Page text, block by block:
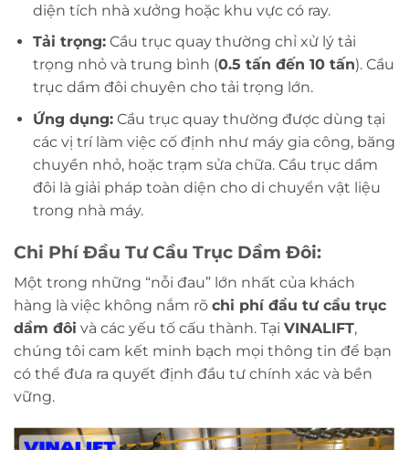
diện tích nhà xưởng hoặc khu vực có ray.
Tải trọng:Cầu trục quay thường chỉ xử lý tải
trọng nhỏ và trung bình (0.5 tấn đến 10 tấn). Cầu
trục dầm đôi chuyên cho tải trọng lớn.
Ứng dụng:Cầu trục quay thường được dùng tại
các vị trí làm việc cố định như máy gia công, băng
chuyền nhỏ, hoặc trạm sửa chữa. Cầu trục dầm
đôi là giải pháp toàn diện cho di chuyển vật liệu
trong nhà máy.
Chi Phí Đầu Tư Cầu Trục Dầm Đôi:
Một trong những “nỗi đau” lớn nhất của khách
hàng là việc không nắm rõ chi phí đầu tư cầu trục
dầm đôi và các yếu tố cấu thành. Tại VINALIFT,
chúng tôi cam kết minh bạch mọi thông tin để bạn
có thể đưa ra quyết định đầu tư chính xác và bền
vững.